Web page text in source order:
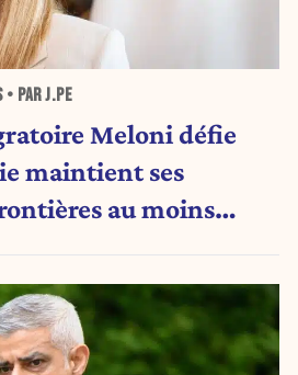
• PAR J.PE
Meloni défie
maintient ses
au moins